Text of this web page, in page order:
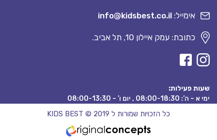
אימייל: info@kidsbest.co.il
כתובת: עמק איילון 10, תל אביב.
שעות פעילות:
ימי א – ה’: 08:00-18:30 , יום ו’ – 08:00-13:30
כל הזכויות שמורות ל KIDS BEST © 2019